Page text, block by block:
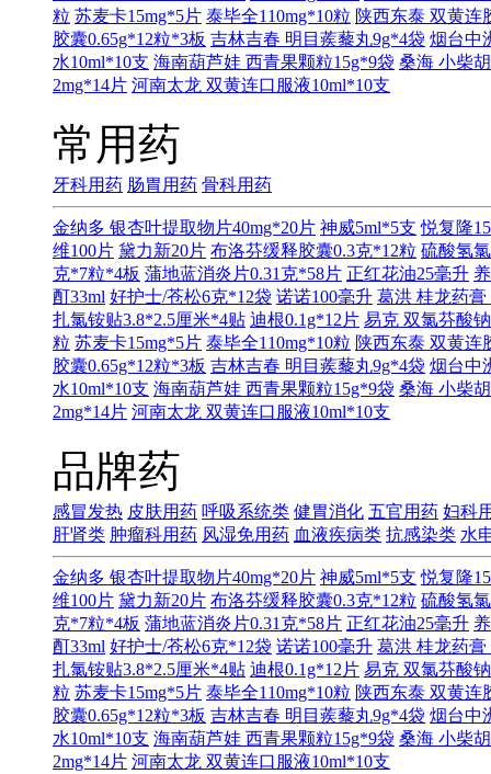
粒 苏麦卡15mg*5片 泰毕全110mg*10粒 陕西东泰 双黄连
胶囊0.65g*12粒*3板 吉林吉春 明目蒺藜丸9g*4袋 烟台中
水10ml*10支 海南葫芦娃 西青果颗粒15g*9袋 桑海 小柴
2mg*14片 河南太龙 双黄连口服液10ml*10支
常用药
牙科用药 肠胃用药 骨科用药
金纳多 银杏叶提取物片40mg*20片 神威5ml*5支 悦复隆
维100片 黛力新20片 布洛芬缓释胶囊0.3克*12粒 硫酸氢
克*7粒*4板 蒲地蓝消炎片0.31克*58片 正红花油25毫升
酊33ml 好护士/苍松6克*12袋 诺诺100毫升 葛洪 桂龙药膏
扎氯铵贴3.8*2.5厘米*4贴 迪根0.1g*12片 易克 双氯芬酸
粒 苏麦卡15mg*5片 泰毕全110mg*10粒 陕西东泰 双黄连
胶囊0.65g*12粒*3板 吉林吉春 明目蒺藜丸9g*4袋 烟台中
水10ml*10支 海南葫芦娃 西青果颗粒15g*9袋 桑海 小柴
2mg*14片 河南太龙 双黄连口服液10ml*10支
品牌药
感冒发热 皮肤用药 呼吸系统类 健胃消化 五官用药 妇科
肝肾类 肿瘤科用药 风湿免用药 血液疾病类 抗感染类 水
金纳多 银杏叶提取物片40mg*20片 神威5ml*5支 悦复隆
维100片 黛力新20片 布洛芬缓释胶囊0.3克*12粒 硫酸氢
克*7粒*4板 蒲地蓝消炎片0.31克*58片 正红花油25毫升
酊33ml 好护士/苍松6克*12袋 诺诺100毫升 葛洪 桂龙药膏
扎氯铵贴3.8*2.5厘米*4贴 迪根0.1g*12片 易克 双氯芬酸
粒 苏麦卡15mg*5片 泰毕全110mg*10粒 陕西东泰 双黄连
胶囊0.65g*12粒*3板 吉林吉春 明目蒺藜丸9g*4袋 烟台中
水10ml*10支 海南葫芦娃 西青果颗粒15g*9袋 桑海 小柴
2mg*14片 河南太龙 双黄连口服液10ml*10支